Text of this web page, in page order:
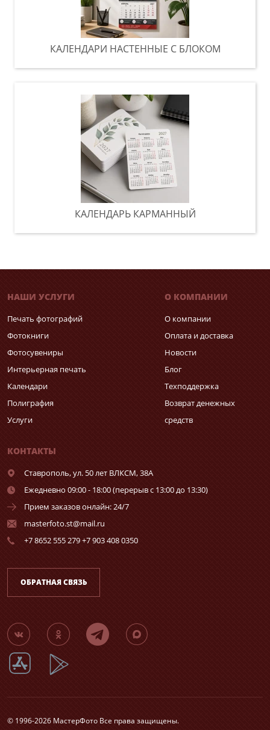
КАЛЕНДАРИ НАСТЕННЫЕ С БЛОКОМ
КАЛЕНДАРЬ КАРМАННЫЙ
НАШИ УСЛУГИ
Печать фотографий
Фотокниги
Фотосувениры
Интерьерная печать
Календари
Полиграфия
Услуги
О КОМПАНИИ
О компании
Оплата и доставка
Новости
Блог
Техподдержка
Возврат денежных
средств
КОНТАКТЫ
Ставрополь,ул. 50 лет ВЛКСМ, 38А
Ежедневно 09:00 - 18:00 (перерыв с 13:00 до 13:30)
Прием заказов онлайн: 24/7
masterfoto.st@mail.ru
+7 8652 555 279 +7 903 408 0350
ОБРАТНАЯ СВЯЗЬ
© 1996-2026 МастерФото Все права защищены.